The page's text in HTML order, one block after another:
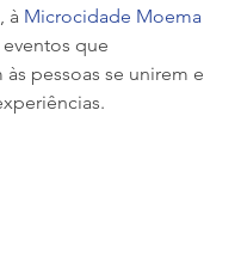
à Microcidade Moema
que
pessoas se unirem e